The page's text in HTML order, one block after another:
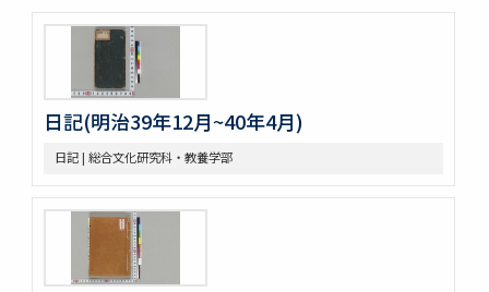
日記(明治39年12月~40年4月)
日記 | 総合文化研究科・教養学部